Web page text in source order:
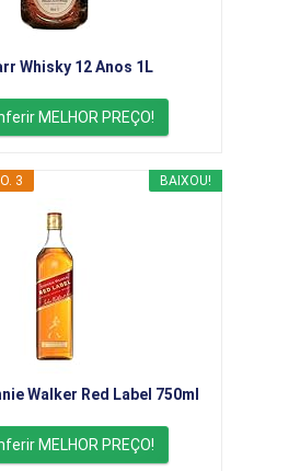
Whisky 12 Anos 1L
MELHOR PREÇO!
BAIXOU!
3
Walker Red Label 750ml
MELHOR PREÇO!